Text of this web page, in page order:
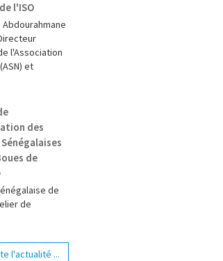
l'ISO
Abdourahmane
l'Association
et
des
de
de
de
l'actualité ...